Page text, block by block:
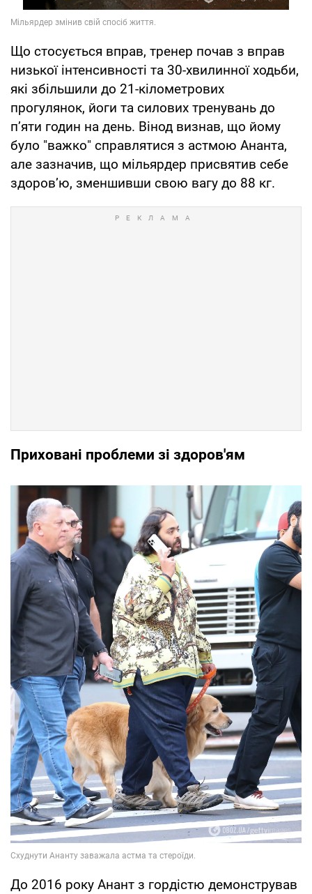
Що стосується вправ, тренер почав з вправ
низької інтенсивності та 30-хвилинної ходьби,
які збільшили до 21-кілометрових
прогулянок, йоги та силових тренувань до
п’яти годин на день. Вінод визнав, що йому
було "важко" справлятися з астмою Ананта,
але зазначив, що мільярдер присвятив себе
здоров’ю, зменшивши свою вагу до 88 кг.
Приховані проблеми зі здоров'ям
До 2016 року Анант з гордістю демонстрував